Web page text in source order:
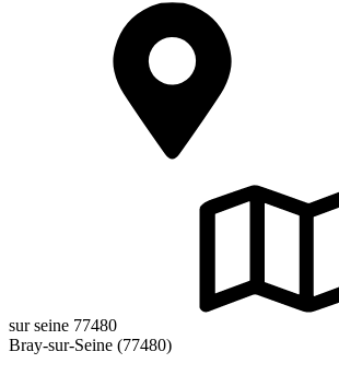
sur seine 77480
Bray-sur-Seine (77480)